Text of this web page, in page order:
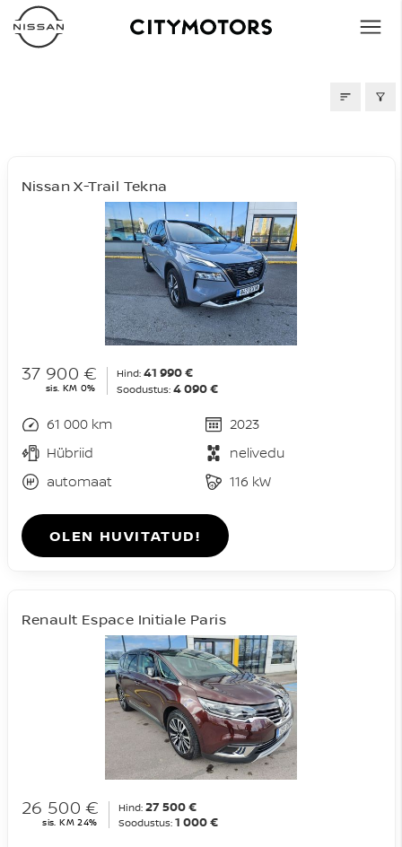
Nissan X-Trail Tekna
37 900 €
sis. KM 0%
Hind: 41 990 €
Soodustus: 4 090 €
61 000 km
2023
Hübriid
nelivedu
automaat
116 kW
OLEN HUVITATUD!
Renault Espace Initiale Paris
26 500 €
sis. KM 24%
Hind: 27 500 €
Soodustus: 1 000 €